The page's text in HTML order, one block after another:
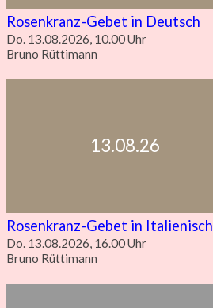
Rosenkranz-Gebet in Deutsch
Do. 13.08.2026, 10.00 Uhr
Bruno Rüttimann
13.08.26
Rosenkranz-Gebet in Italienisch
Do. 13.08.2026, 16.00 Uhr
Bruno Rüttimann